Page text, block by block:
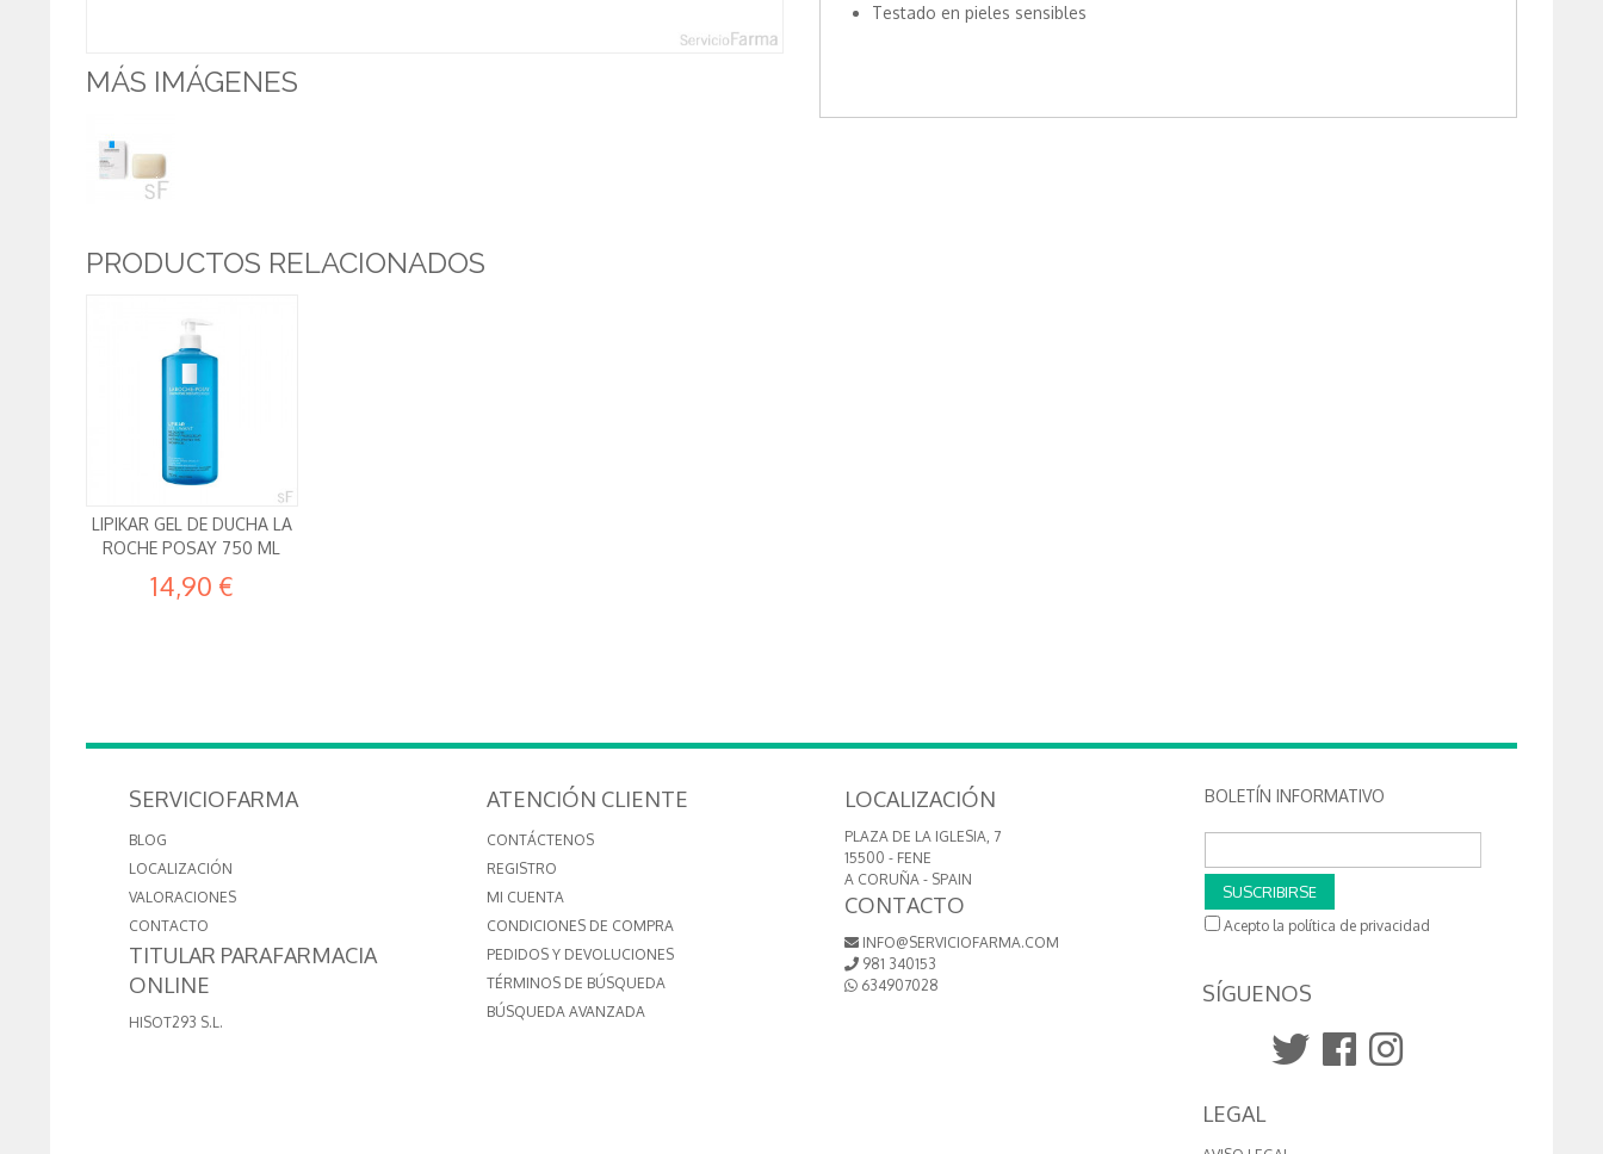
MÁS IMÁGENES
Testado en pieles sensibles
PRODUCTOS RELACIONADOS
LIPIKAR GEL DE DUCHA LA
ROCHE POSAY 750 ML
14,90 €
SERVICIOFARMA
BLOG
LOCALIZACIÓN
VALORACIONES
CONTACTO
TITULAR PARAFARMACIA
ONLINE
HISOT293 S.L.
ATENCIÓN CLIENTE
CONTÁCTENOS
REGISTRO
MI CUENTA
CONDICIONES DE COMPRA
PEDIDOS Y DEVOLUCIONES
TÉRMINOS DE BÚSQUEDA
BÚSQUEDA AVANZADA
LOCALIZACIÓN
PLAZA DE LA IGLESIA, 7
15500 - FENE
A CORUÑA - SPAIN
CONTACTO
INFO@SERVICIOFARMA.COM
981 340153
634907028
BOLETÍN INFORMATIVO
SUSCRIBIRSE
Acepto la política de privacidad
SÍGUENOS
LEGAL